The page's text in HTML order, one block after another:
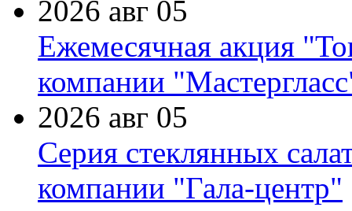
2026 авг 05
Ежемесячная акция
компании
2026 авг 05
Серия стеклянных
компании "Гала-центр"